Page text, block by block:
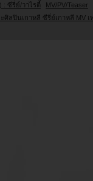
: ซีรี่ย์/วาไรตี้
MV/PV/Teaser
ศิลปินเกาหลี ซีรี่ย์เกาหลี MV